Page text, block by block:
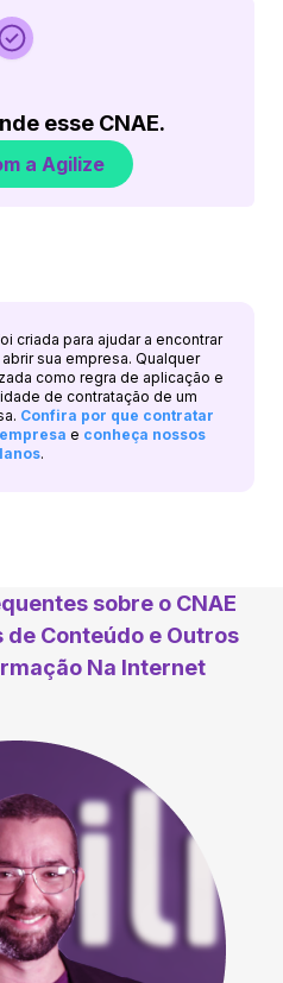
esse CNAE.
a Agilize
criada para ajudar a encontrar
sua empresa. Qualquer
como regra de aplicação e
de contratação de um
Confira por que contratar
e conheça nossos
.
sobre o CNAE
Conteúdo e Outros
Na Internet